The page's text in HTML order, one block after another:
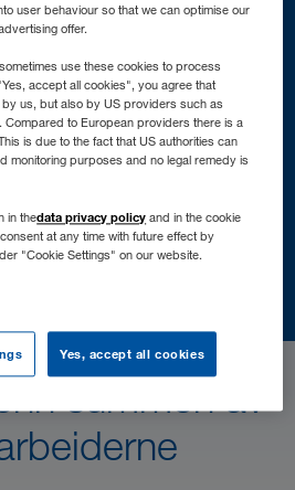
Austria
PARK
Wien
BETRIEBE
summen av
user behaviour so that we can optimise our
offer.
use these cookies to process
accept all cookies", you agree that
us, but also by US providers such as
Compared to European providers there is a
is due to the fact that US authorities can
monitoring purposes and no legal remedy is
in thedata privacy policy and in the cookie
at any time with future effect by
"Cookie Settings" on our website.
Yes, accept all cookies